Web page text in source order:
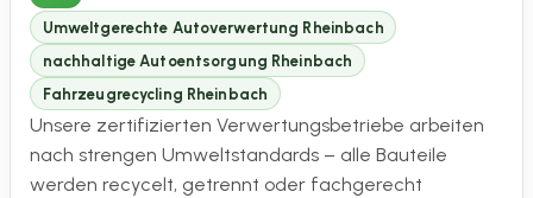
Umweltgerechte Autoverwertung Rheinbach
nachhaltige Autoentsorgung Rheinbach
Fahrzeugrecycling Rheinbach
Unsere zertifizierten Verwertungsbetriebe arbeiten
nach strengen Umweltstandards – alle Bauteile
werden recycelt, getrennt oder fachgerecht